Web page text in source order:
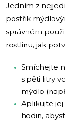
Jedním z
postřik
správném
rostlinu, jak
Smíchejte
s pěti litry
mýdlo
Aplikujte
hodin,